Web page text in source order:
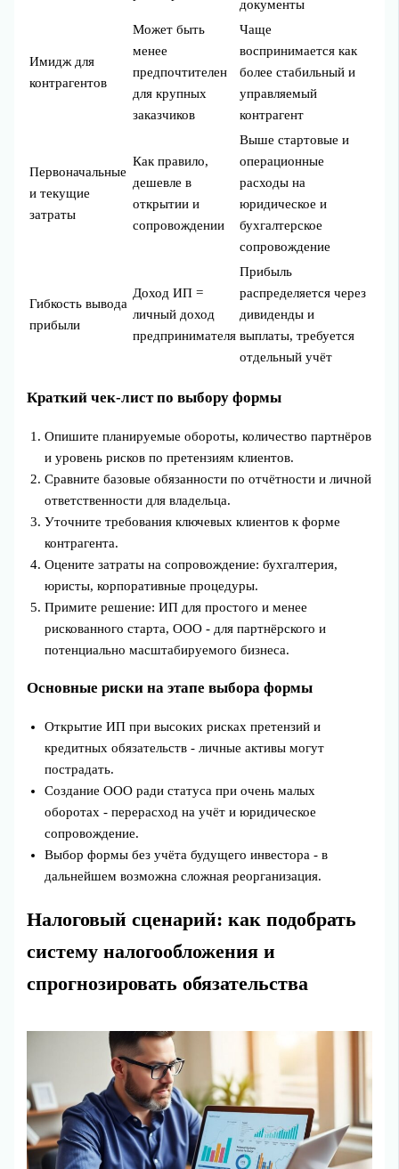
документы
Имидж для
контрагентов
Может быть
менее
предпочтителен
для крупных
заказчиков
Чаще
воспринимается как
более стабильный и
управляемый
контрагент
Первоначальные
и текущие
затраты
Как правило,
дешевле в
открытии и
сопровождении
Выше стартовые и
операционные
расходы на
юридическое и
бухгалтерское
сопровождение
Гибкость вывода
прибыли
Доход ИП =
личный доход
предпринимателя
Прибыль
распределяется через
дивиденды и
выплаты, требуется
отдельный учёт
Краткий чек-лист по выбору формы
Опишите планируемые обороты, количество партнёров
и уровень рисков по претензиям клиентов.
Сравните базовые обязанности по отчётности и личной
ответственности для владельца.
Уточните требования ключевых клиентов к форме
контрагента.
Оцените затраты на сопровождение: бухгалтерия,
юристы, корпоративные процедуры.
Примите решение: ИП для простого и менее
рискованного старта, ООО - для партнёрского и
потенциально масштабируемого бизнеса.
Основные риски на этапе выбора формы
Открытие ИП при высоких рисках претензий и
кредитных обязательств - личные активы могут
пострадать.
Создание ООО ради статуса при очень малых
оборотах - перерасход на учёт и юридическое
сопровождение.
Выбор формы без учёта будущего инвестора - в
дальнейшем возможна сложная реорганизация.
Налоговый сценарий: как подобрать
систему налогообложения и
спрогнозировать обязательства